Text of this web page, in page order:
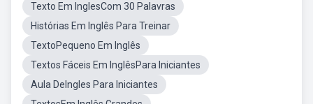
Texto Em InglesCom 30 Palavras
Histórias Em Inglês Para Treinar
TextoPequeno Em Inglês
Textos Fáceis Em InglêsPara Iniciantes
Aula DeIngles Para Iniciantes